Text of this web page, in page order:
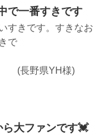
で一番すきです
すきです。すきなお
で
。
YH様)
大ファンです💓